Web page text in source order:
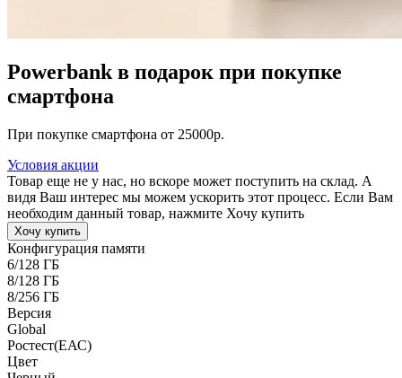
Powerbank в подарок при покупке
смартфона
При покупке смартфона от 25000р.
Условия акции
Товар еще не у нас, но вскоре может поступить на склад. А
видя Ваш интерес мы можем ускорить этот процесс. Если Вам
необходим данный товар, нажмите Хочу купить
Хочу купить
Конфигурация памяти
6/128 ГБ
8/128 ГБ
8/256 ГБ
Версия
Global
Pостест(ЕАС)
Цвет